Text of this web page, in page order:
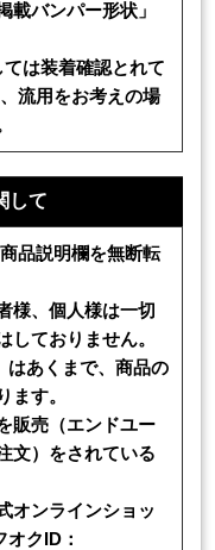
載バンパー形状」
は装着確認とれて
流用をお考えの場
して
品説明欄を無断転
様、個人様は一切
ておりません。
はあくまで、商品の
ます。
販売（エンドユー
文）をされている
ンラインショッ
クID：